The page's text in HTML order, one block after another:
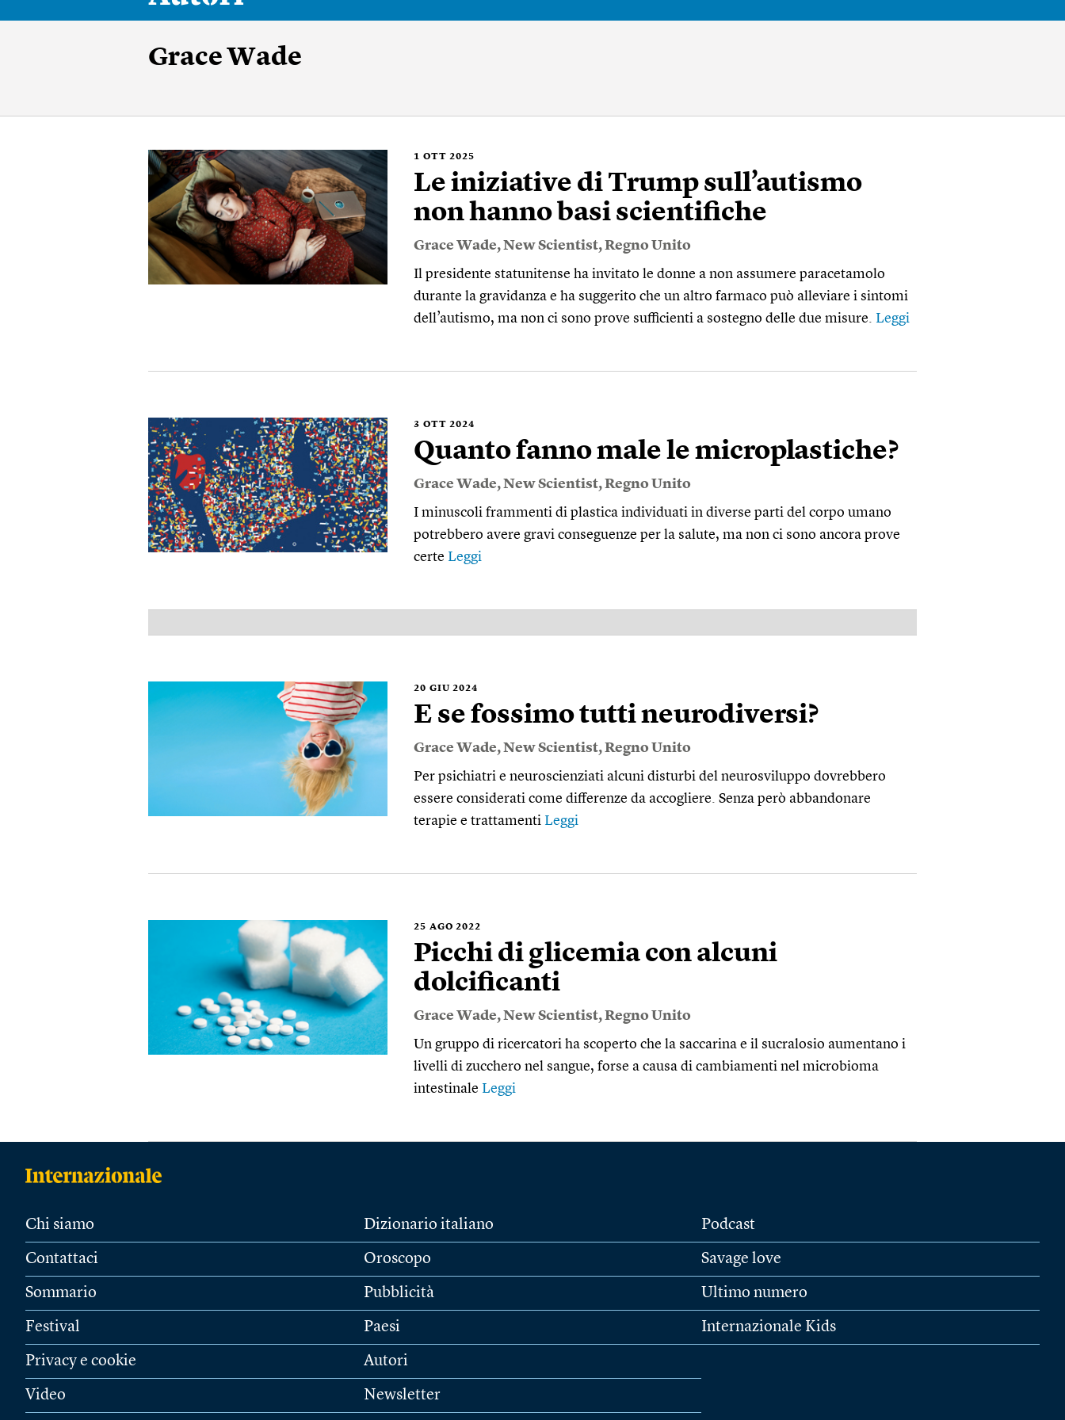
Grace Wade
1 OTT 2025
Le iniziative di Trump sull’autismo
non hanno basi scientifiche
Grace Wade,New Scientist,Regno Unito
Il presidente statunitense ha invitato le donne a non assumere paracetamolo
durante la gravidanza e ha suggerito che un altro farmaco può alleviare i sintomi
dell’autismo, ma non ci sono prove sufficienti a sostegno delle due misure. Leggi
3 OTT 2024
Quanto fanno male le microplastiche?
Grace Wade,New Scientist,Regno Unito
I minuscoli frammenti di plastica individuati in diverse parti del corpo umano
potrebbero avere gravi conseguenze per la salute, ma non ci sono ancora prove
certe Leggi
20 GIU 2024
E se fossimo tutti neurodiversi?
Grace Wade,New Scientist,Regno Unito
Per psichiatri e neuroscienziati alcuni disturbi del neurosviluppo dovrebbero
essere considerati come differenze da accogliere. Senza però abbandonare
terapie e trattamenti Leggi
25 AGO 2022
Picchi di glicemia con alcuni
dolcificanti
Grace Wade,New Scientist,Regno Unito
Un gruppo di ricercatori ha scoperto che la saccarina e il sucralosio aumentano i
livelli di zucchero nel sangue, forse a causa di cambiamenti nel microbioma
intestinale Leggi
Chi siamo
Contattaci
Sommario
Festival
Privacy e cookie
Video
Dizionario italiano
Oroscopo
Pubblicità
Paesi
Autori
Newsletter
Podcast
Savage love
Ultimo numero
Internazionale Kids